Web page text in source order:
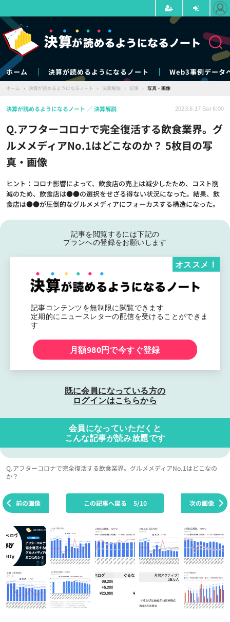
ホーム 決算が読めるようになるノート Web3事例データ
ホーム › 決算が読めるようになるノート › 決算解説 › 記事 › 写真・画像
Q.アフターコロナで完全復活する飲食業界。グ
ルメメディアNo.1はどこなのか？ 5枚目の写
真・画像
ヒント：コロナ影響によって、飲食店の売上は減少したため、コスト削
減のため、飲食店は●●の選択をせざる得ない状況になった。結果、飲
食店は●●が圧倒的なグルメメディアにフォーカスする構造になった。
決算が読めるようになるノート 決算解説 2023.6.17 Sat 6:00
記事を閲覧するには下記の
プランへの登録をお願いします
記事コンテンツを無制限に閲覧できます
定期的にニュースレターの配信を受けることができま
す
オススメ！
月額980円で今すぐ登録
既に会員になっている方の
ログインはこちらから
会員になっていただくと
こんな記事が読み放題です
Q.アフターコロナで完全復活する飲食業界。グルメメディアNo.1はどこなの
か？
前の画像 次の画像
この記事へ戻る 5/10